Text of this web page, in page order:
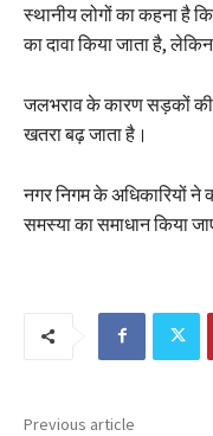
स्थानीय लोगों का कहना है
का दावा किया जाता है,
जलभराव के कारण सड़कों की
खतरा बढ़ जाता है।
नगर निगम के अधिकारियों
समस्या का समाधान किया
Previous article